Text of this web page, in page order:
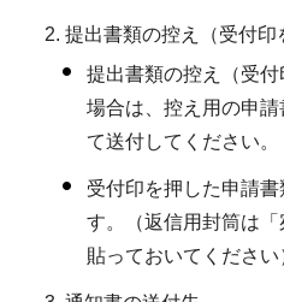
提出書類の控え（受付印
提出書類の控え（受
場合は、控え用の申
て送付してください。
受付印を押した申請
す。（返信用封筒は
貼っておいてください